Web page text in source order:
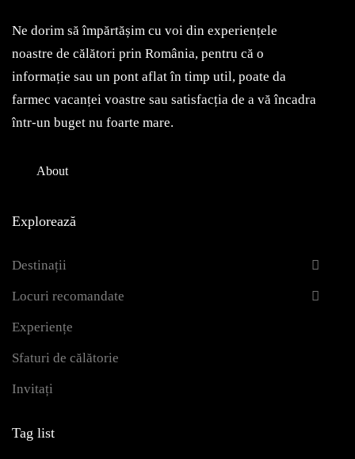
Ne dorim să împărtășim cu voi din experiențele
noastre de călători prin România, pentru că o
informație sau un pont aflat în timp util, poate da
farmec vacanței voastre sau satisfacția de a vă încadra
într-un buget nu foarte mare.
About
Explorează
Destinații
Locuri recomandate
Experiențe
Sfaturi de călătorie
Invitați
Tag list